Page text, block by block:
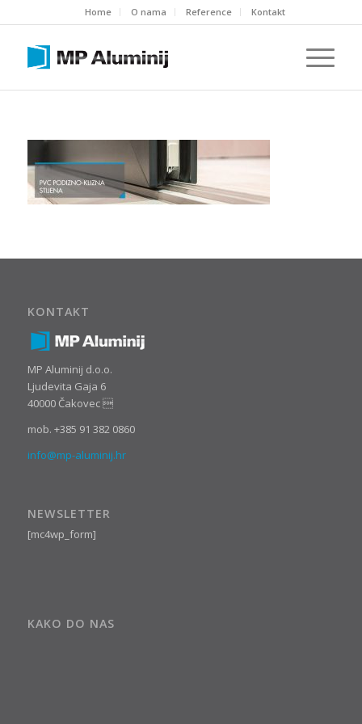
Home O nama Reference Kontakt
KONTAKT
MP Aluminij d.o.o.
Ljudevita Gaja 6
40000 Čakovec 
mob. +385 91 382 0860
info@mp-aluminij.hr
NEWSLETTER
[mc4wp_form]
KAKO DO NAS